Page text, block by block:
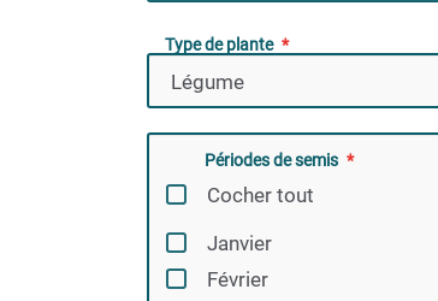
Type de plante
Périodes de semis
Cocher tout
Janvier
Février